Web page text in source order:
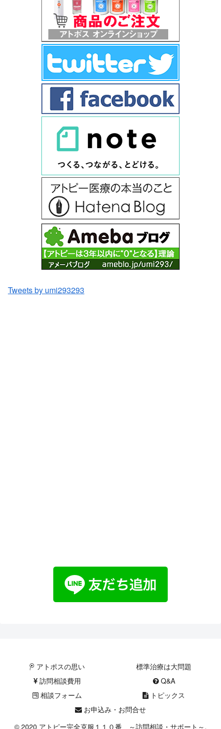
Tweets by umi293293
アトポスの思い
標準治療は大問題
訪問相談費用
Q&A
相談フォーム
トピックス
お申込み・お問合せ
© 2020 アトピー完全克服１１０番 ～訪問相談・サポート～.